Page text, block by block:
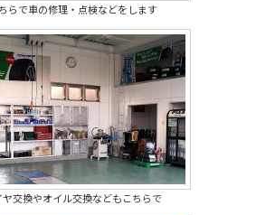
らで車の修理・点検などをします
ヤ交換やオイル交換などもこちらで